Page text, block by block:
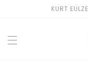
KURT